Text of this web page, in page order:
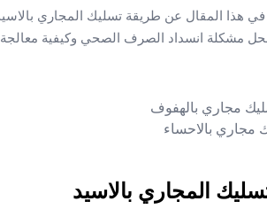
هذا المقال عن طريقة تسليك المجاري
لحل مشكلة انسداد الصرف الصحي وكيفية
مجاري بالاحساء
المجاري بالاسيد